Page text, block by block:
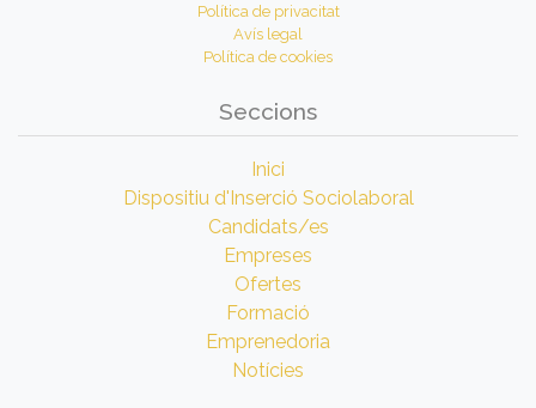
Política de privacitat
Avís legal
Política de cookies
Seccions
Inici
Dispositiu d'Inserció Sociolaboral
Candidats/es
Empreses
Ofertes
Formació
Emprenedoria
Notícies